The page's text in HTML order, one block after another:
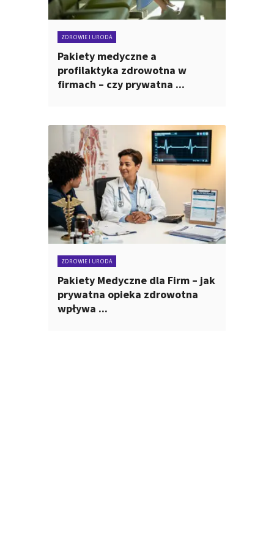
ZDROWIE I URODA
Pakiety medyczne a
profilaktyka zdrowotna w
firmach – czy prywatna ...
ZDROWIE I URODA
Pakiety Medyczne dla Firm – jak
prywatna opieka zdrowotna
wpływa ...